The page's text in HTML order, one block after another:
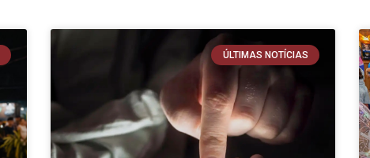
ÚLTIMAS NOTÍCIAS